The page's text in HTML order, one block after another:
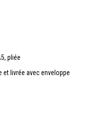
pliée
et livrée avec enveloppe